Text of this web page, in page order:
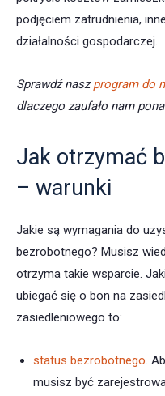
podjęciem zatrudnienia,
działalności gospodarczej.
Sprawdź naszprogram do
dlaczego zaufało nam
Jak otrzymać
– warunki
Jakie są wymagania do
bezrobotnego? Musisz
otrzyma takie wsparcie.
ubiegać się o bon na
zasiedleniowego to:
status bezrobotnego.
musisz być